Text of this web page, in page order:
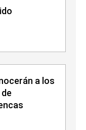
a los